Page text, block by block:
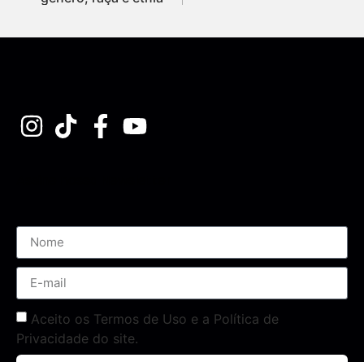
Aceito os Termos de Uso e a Política de
Privacidade do site.